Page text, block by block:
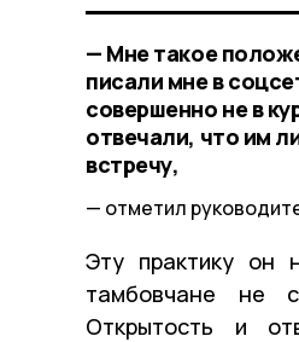
— Мне такое
писали мне в
совершенно не в
отвечали, что им
встречу,
отметил
Эту практику он
тамбовчане не
Открытость и